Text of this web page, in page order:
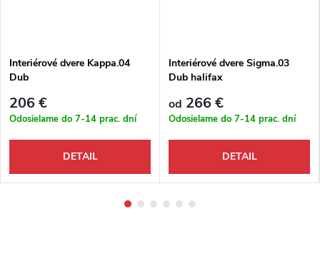
Interiérové dvere Kappa.04
Dub
206 €
Odosielame do 7-14 prac. dní
DETAIL
Interiérové dvere Sigma.03
Dub halifax
od 266 €
Odosielame do 7-14 prac. dní
DETAIL